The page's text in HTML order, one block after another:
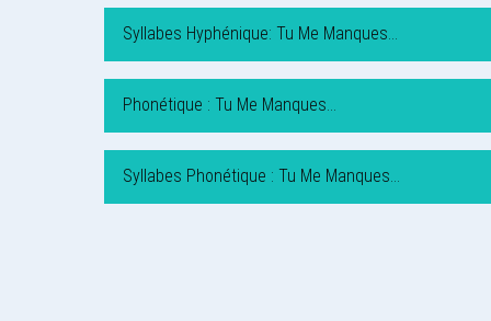
Syllabes Hyphénique: Tu Me Manques…
Phonétique : Tu Me Manques…
Syllabes Phonétique : Tu Me Manques…